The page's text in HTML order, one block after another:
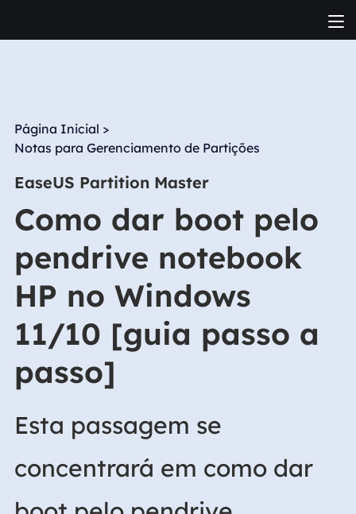
Página Inicial >
Notas para Gerenciamento de Partições
EaseUS Partition Master
Como dar boot pelo
pendrive notebook
HP no Windows
11/10 [guia passo a
passo]
Esta passagem se
concentrará em como dar